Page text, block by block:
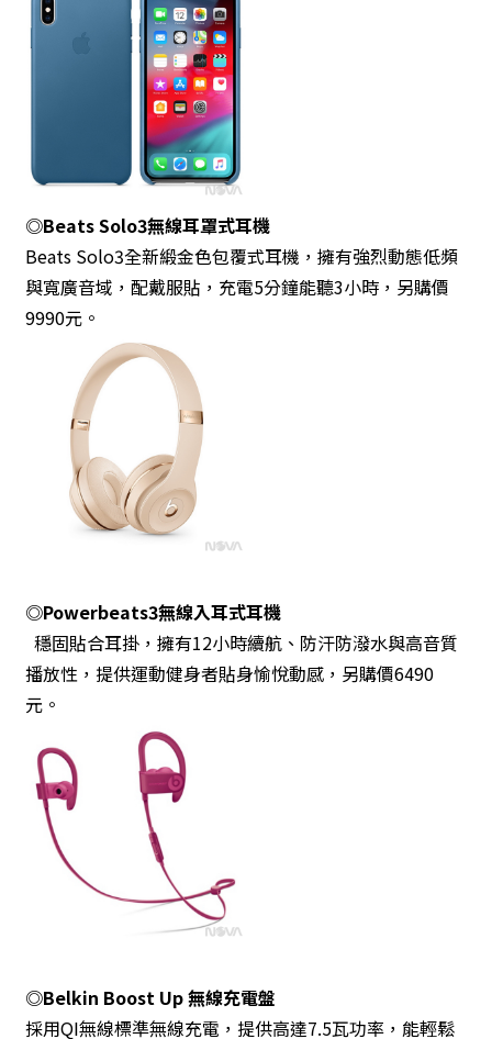
◎Beats Solo3無線耳罩式耳機
Beats Solo3全新緞金色包覆式耳機，擁有強烈動態低頻
與寬廣音域，配戴服貼，充電5分鐘能聽3小時，另購價
9990元。
◎Powerbeats3無線入耳式耳機
穩固貼合耳掛，擁有12小時續航、防汗防潑水與高音質
播放性，提供運動健身者貼身愉悅動感，另購價6490
元。
◎Belkin Boost Up 無線充電盤
採用QI無線標準無線充電，提供高達7.5瓦功率，能輕鬆